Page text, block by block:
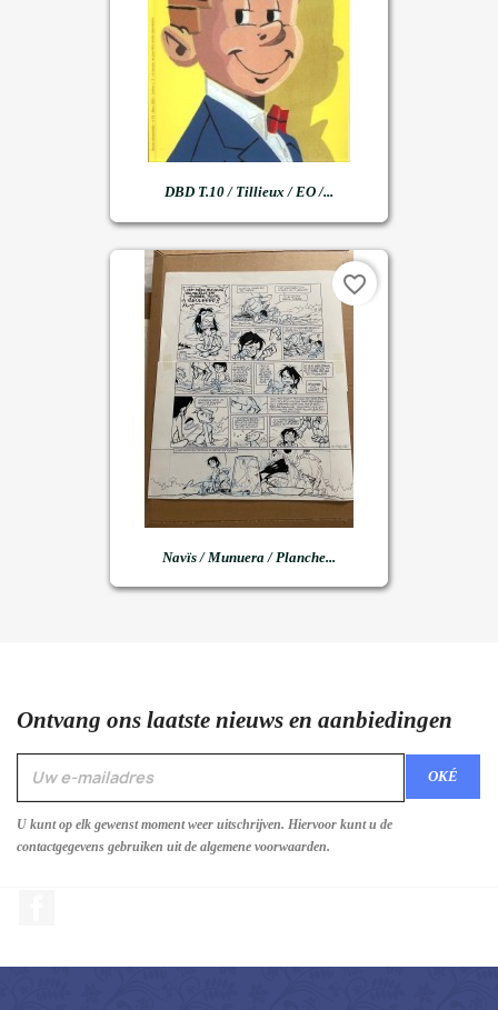
DBD T.10 / Tillieux / EO /...
Navïs / Munuera / Planche...
favorite_border
Ontvang ons laatste nieuws en aanbiedingen
U kunt op elk gewenst moment weer uitschrijven. Hiervoor kunt u de
contactgegevens gebruiken uit de algemene voorwaarden.